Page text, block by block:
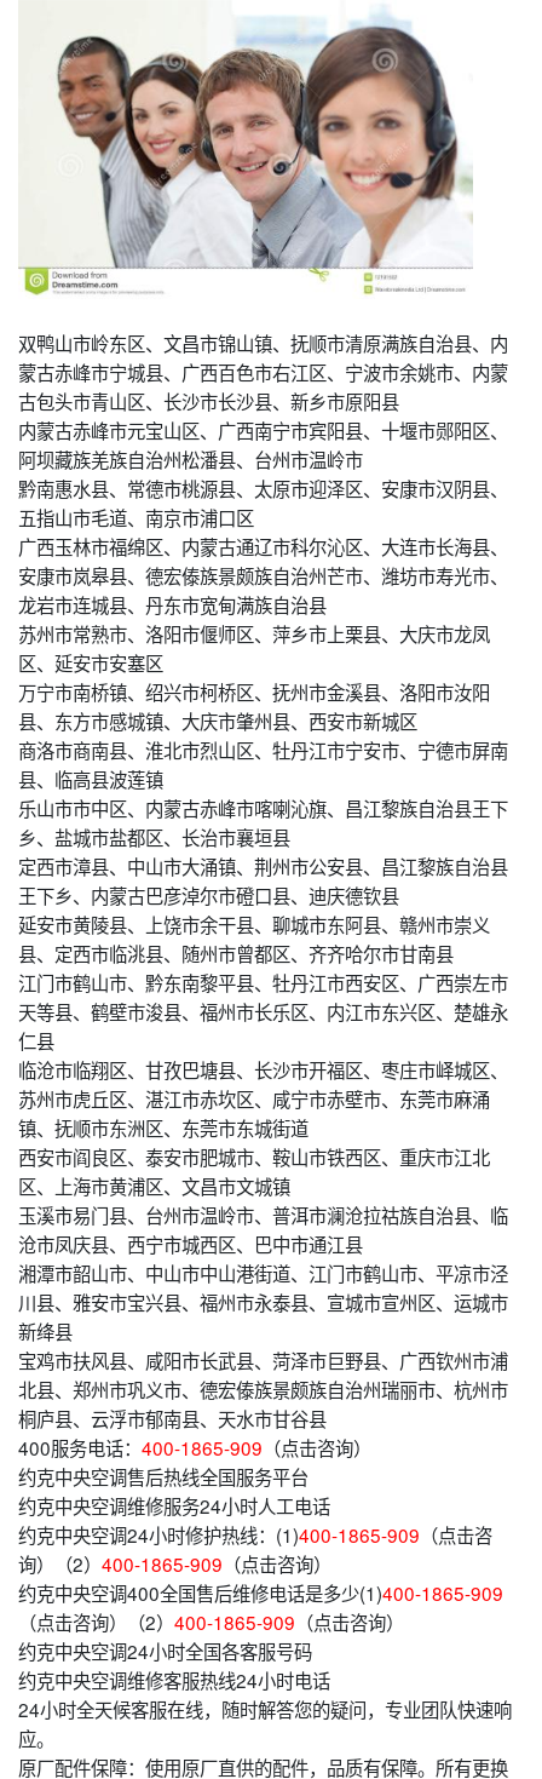
双鸭山市岭东区、文昌市锦山镇、抚顺市清原满族自治县、内
蒙古赤峰市宁城县、广西百色市右江区、宁波市余姚市、内蒙
古包头市青山区、长沙市长沙县、新乡市原阳县
内蒙古赤峰市元宝山区、广西南宁市宾阳县、十堰市郧阳区、
阿坝藏族羌族自治州松潘县、台州市温岭市
黔南惠水县、常德市桃源县、太原市迎泽区、安康市汉阴县、
五指山市毛道、南京市浦口区
广西玉林市福绵区、内蒙古通辽市科尔沁区、大连市长海县、
安康市岚皋县、德宏傣族景颇族自治州芒市、潍坊市寿光市、
龙岩市连城县、丹东市宽甸满族自治县
苏州市常熟市、洛阳市偃师区、萍乡市上栗县、大庆市龙凤
区、延安市安塞区
万宁市南桥镇、绍兴市柯桥区、抚州市金溪县、洛阳市汝阳
县、东方市感城镇、大庆市肇州县、西安市新城区
商洛市商南县、淮北市烈山区、牡丹江市宁安市、宁德市屏南
县、临高县波莲镇
乐山市市中区、内蒙古赤峰市喀喇沁旗、昌江黎族自治县王下
乡、盐城市盐都区、长治市襄垣县
定西市漳县、中山市大涌镇、荆州市公安县、昌江黎族自治县
王下乡、内蒙古巴彦淖尔市磴口县、迪庆德钦县
延安市黄陵县、上饶市余干县、聊城市东阿县、赣州市崇义
县、定西市临洮县、随州市曾都区、齐齐哈尔市甘南县
江门市鹤山市、黔东南黎平县、牡丹江市西安区、广西崇左市
天等县、鹤壁市浚县、福州市长乐区、内江市东兴区、楚雄永
仁县
临沧市临翔区、甘孜巴塘县、长沙市开福区、枣庄市峄城区、
苏州市虎丘区、湛江市赤坎区、咸宁市赤壁市、东莞市麻涌
镇、抚顺市东洲区、东莞市东城街道
西安市阎良区、泰安市肥城市、鞍山市铁西区、重庆市江北
区、上海市黄浦区、文昌市文城镇
玉溪市易门县、台州市温岭市、普洱市澜沧拉祜族自治县、临
沧市凤庆县、西宁市城西区、巴中市通江县
湘潭市韶山市、中山市中山港街道、江门市鹤山市、平凉市泾
川县、雅安市宝兴县、福州市永泰县、宣城市宣州区、运城市
新绛县
宝鸡市扶风县、咸阳市长武县、菏泽市巨野县、广西钦州市浦
北县、郑州市巩义市、德宏傣族景颇族自治州瑞丽市、杭州市
桐庐县、云浮市郁南县、天水市甘谷县
400服务电话： 400-1865-909 （点击咨询）
约克中央空调售后热线全国服务平台
约克中央空调维修服务24小时人工电话
约克中央空调24小时修护热线：(1)400-1865-909 （点击咨
询）（2） 400-1865-909 （点击咨询）
约克中央空调400全国售后维修电话是多少(1)400-1865-909
（点击咨询）（2） 400-1865-909 （点击咨询）
约克中央空调24小时全国各客服号码
约克中央空调维修客服热线24小时电话
24小时全天候客服在线，随时解答您的疑问，专业团队快速响
应。
原厂配件保障：使用原厂直供的配件，品质有保障。所有更换